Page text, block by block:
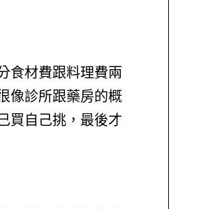
食材費跟料理費兩
像診所跟藥房的概
買自己挑，最後才